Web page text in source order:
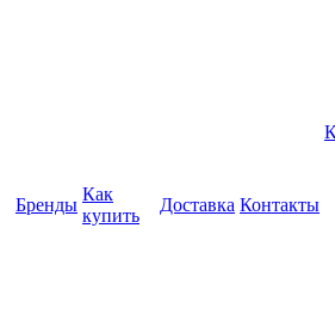
Бренды
Как
купить
Доставка Контакты